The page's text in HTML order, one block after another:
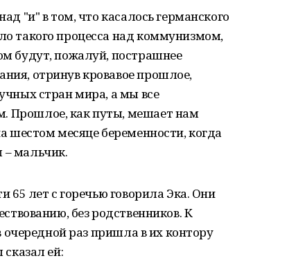
"и" в том, что касалось германского
такого процесса над коммунизмом,
будут, пожалуй, пострашнее
отринув кровавое прошлое,
стран мира, а мы все
Прошлое, как путы, мешает нам
шестом месяце беременности, когда
мальчик.
65 лет с горечью говорила Эка. Они
без родственников. К
очередной раз пришла в их контору
ей: